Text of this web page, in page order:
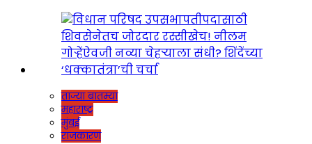
ताज्या बातम्या
महाराष्ट्र
मुंबई
राजकारण